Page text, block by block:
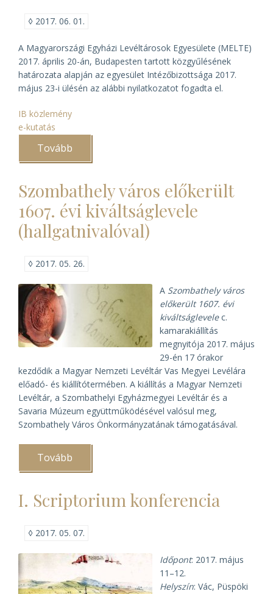
◊ 2017. 06. 01.
A Magyarországi Egyházi Levéltárosok Egyesülete (MELTE)
2017. április 20-án, Budapesten tartott közgyűlésének
határozata alapján az egyesület Intézőbizottsága 2017.
május 23-i ülésén az alábbi nyilatkozatot fogadta el.
IB közlemény
e-kutatás
Tovább
Intézőbizottságának
az
egyházi
anyakönyvekről)
Szombathely város előkerült
1607. évi kiváltságlevele
(hallgatnivalóval)
◊ 2017. 05. 26.
A Szombathely város
előkerült 1607. évi
kiváltságlevelec.
kamarakiállítás
megnyitója 2017. május
29-én 17 órakor
kezdődik a Magyar Nemzeti Levéltár Vas Megyei Levélára
előadó- és kiállítótermében. A kiállítás a Magyar Nemzeti
Levéltár, a Szombathelyi Egyházmegyei Levéltár és a
Savaria Múzeum együttműködésével valósul meg,
Szombathely Város Önkormányzatának támogatásával.
Tovább
előkerült
évi
kiváltságlevele
I. Scriptorium konferencia
◊ 2017. 05. 07.
Időpont: 2017. május
11–12.
Helyszín: Vác, Püspöki